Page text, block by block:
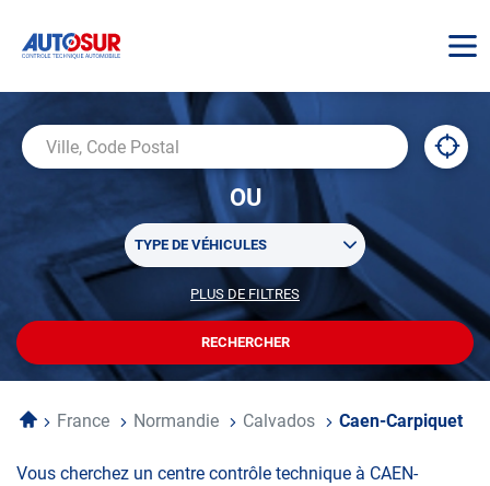
Code
Postal
À
,
OU
Sélectionner
un
plusieurs
recherche
TYPE DE VÉHICULES
PLUS DE FILTRES
POUR
PERSONNALISER
VOTRE
RECHERCHE
RECHERCHER
UN
CENTRE
AUTOSUR
AccueilFrance Normandie Calvados Caen-Carpiquet
Vous cherchez un centre contrôle technique à CAEN-